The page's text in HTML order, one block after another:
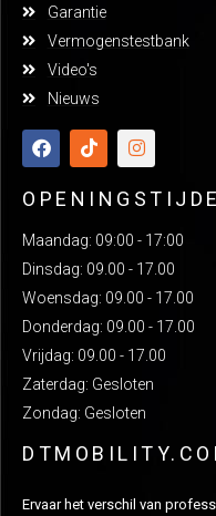
Garantie
Vermogenstestbank
Video's
Nieuws
Maandag: 09:00 - 17:00
Dinsdag: 09.00 - 17.00
Woensdag: 09.00 - 17.00
Donderdag: 09.00 - 17.00
Vrijdag: 09.00 - 17.00
Zaterdag: Gesloten
Zondag: Gesloten
Ervaar het verschil van